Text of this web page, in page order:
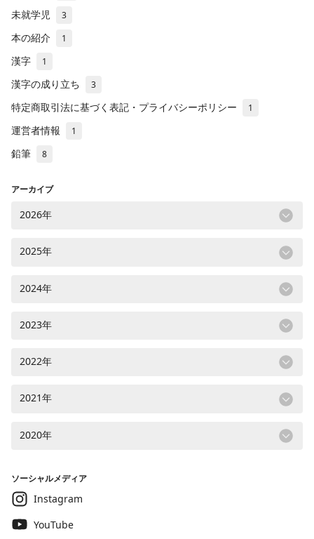
未就学児 3
本の紹介 1
漢字 1
漢字の成り立ち 3
特定商取引法に基づく表記・プライバシーポリシー 1
運営者情報 1
鉛筆 8
アーカイブ
2026年
2025年
2024年
2023年
2022年
2021年
2020年
ソーシャルメディア
Instagram
YouTube